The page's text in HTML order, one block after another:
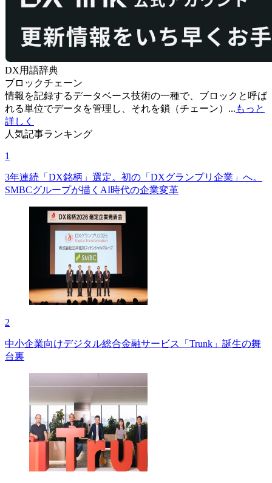
DX用語辞典
ブロックチェーン
情報を記録するデータベース技術の一種で、ブロックと呼ば
れる単位でデータを管理し、それを鎖（チェーン）... もっと
詳しく
人気記事ランキング
1
3年連続「DX銘柄」選定。初の「DXグランプリ企業」へ。
SMBCグループが描くAI時代の企業変革
2
中小企業向けデジタル総合金融サービス「Trunk」誕生の舞
台裏